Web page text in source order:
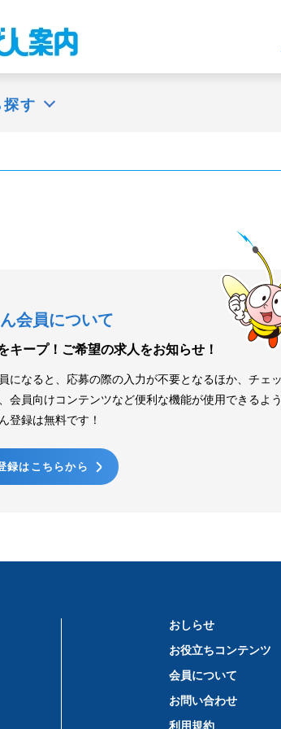
す
会員について
キープ！ ご希望の求人をお知らせ！
になると、応募の際の入力が不要となるほか、チェ
会員向けコンテンツなど便利な機能が使用できるよ
登録は無料です！
録はこちらから
おしらせ
お役立ちコンテンツ
会員について
お問い合わせ
利用規約